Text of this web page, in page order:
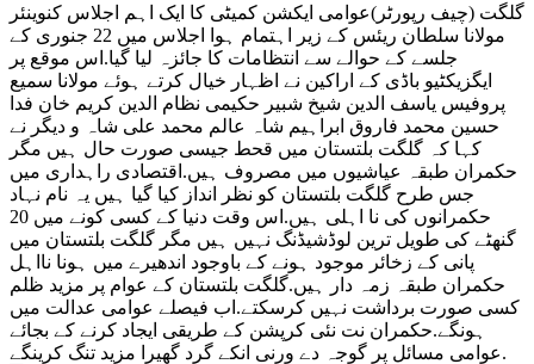
گلگت (چیف رپورٹر)عوامی ایکشن کمیٹی کا ایک اہم اجلاس کنوینئر
مولانا سلطان ریئس کے زیر اہتمام ہوا اجلاس میں 22 جنوری کے
جلسے کے حوالے سے انتظامات کا جائزہ لیا گیا.اس موقع پر
ایگزیکٹیو باڈی کے اراکین نے اظہار خیال کرتے ہوئے مولانا سمیع
پروفیس یاسف الدین شیخ شبیر حکیمی نظام الدین کریم خان فدا
حسین محمد فاروق ابراہیم شاہ عالم محمد علی شاہ و دیگر نے
کہا کہ گلگت بلتستان میں قحط جیسی صورت حال ہیں مگر
حکمران طبقہ عیاشیوں میں مصروف ہیں.اقتصادی راہداری میں
جس طرح گلگت بلتستان کو نظر اند از کیا گیا ہیں یہ نام نہاد
حکمرانوں کی نا اہلی ہیں.اس وقت دنیا کے کسی کونے میں 20
گنھٹے کی طویل ترین لوڈشیڈنگ نہیں ہیں مگر گلگت بلتستان میں
پانی کے زخائر موجود ہونے کے باوجود اندھیرے میں ہونا نااہل
حکمران طبقہ زمہ دار ہیں.گلگت بلتستان کے عوام پر مزید ظلم
کسی صورت برداشت نہیں کرسکتے.اب فیصلے عوامی عدالت میں
ہونگے.حکمران نت نئی کرپشن کے طریقی ایجاد کرنے کے بجائے
عوامی مسائل پر گوجہ دے ورنی انکے گرد گھیرا مزید تنگ کرینگے.